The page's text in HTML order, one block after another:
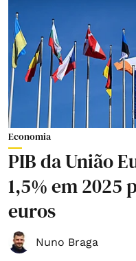
Economia
PIB da União
1,5% em 2025
euros
Nuno Braga